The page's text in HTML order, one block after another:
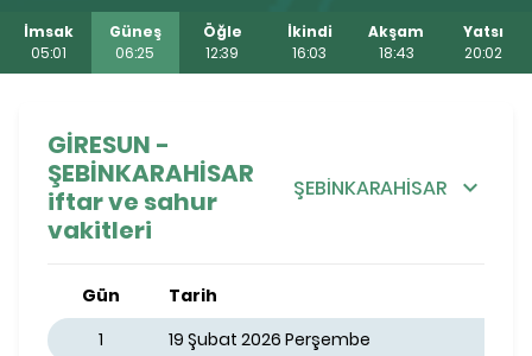
İmsak
05:01
Güneş
06:25
Öğle
12:39
İkindi
16:03
Akşam
18:43
Yatsı
20:02
GİRESUN -
ŞEBİNKARAHİSAR
iftar ve sahur
vakitleri
ŞEBİNKARAHİSAR
Gün Tarih
1
19 Şubat 2026 Perşembe